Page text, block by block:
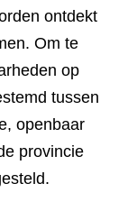
ontdekt
Om te
op
tussen
openbaar
provincie